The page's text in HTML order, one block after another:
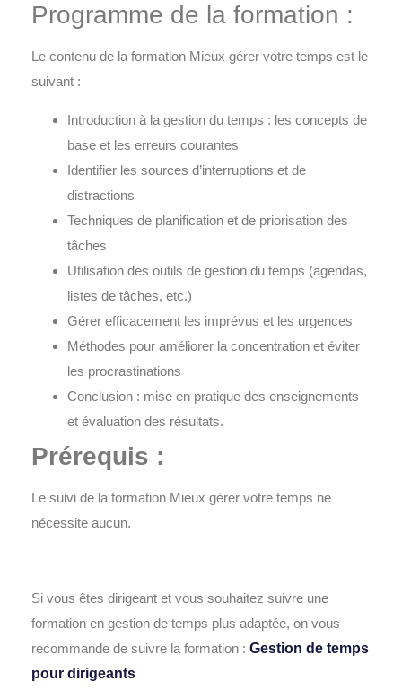
Programme de la formation :
Le contenu de la formation Mieux gérer votre temps est le
suivant :
Introduction à la gestion du temps : les concepts de
base et les erreurs courantes
Identifier les sources d’interruptions et de
distractions
Techniques de planification et de priorisation des
tâches
Utilisation des outils de gestion du temps (agendas,
listes de tâches, etc.)
Gérer efficacement les imprévus et les urgences
Méthodes pour améliorer la concentration et éviter
les procrastinations
Conclusion : mise en pratique des enseignements
et évaluation des résultats.
Prérequis :
Le suivi de la formation Mieux gérer votre temps ne
nécessite aucun.
Si vous êtes dirigeant et vous souhaitez suivre une
formation en gestion de temps plus adaptée, on vous
recommande de suivre la formation : Gestion de temps
pour dirigeants